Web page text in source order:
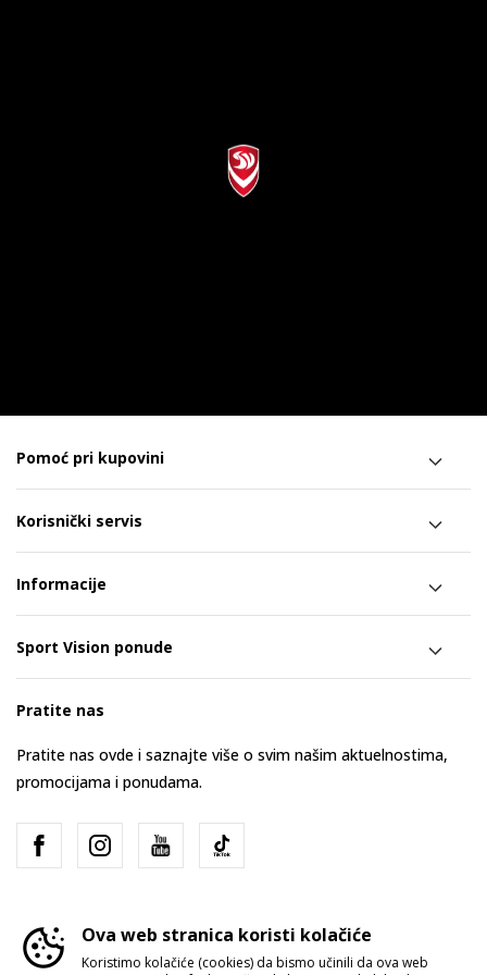
Pomoć pri kupovini
Korisnički servis
Informacije
Sport Vision ponude
Pratite nas
Pratite nas ovde i saznajte više o svim našim aktuelnostima,
promocijama i ponudama.
Ova web stranica koristi kolačiće
Koristimo kolačiće (cookies) da bismo učinili da ova web